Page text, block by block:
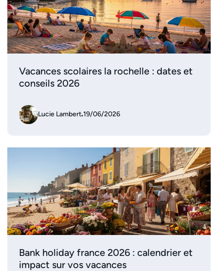
Vacances scolaires la rochelle : dates et
conseils 2026
Lucie Lambert.19/06/2026
Bank holiday france 2026 : calendrier et
impact sur vos vacances